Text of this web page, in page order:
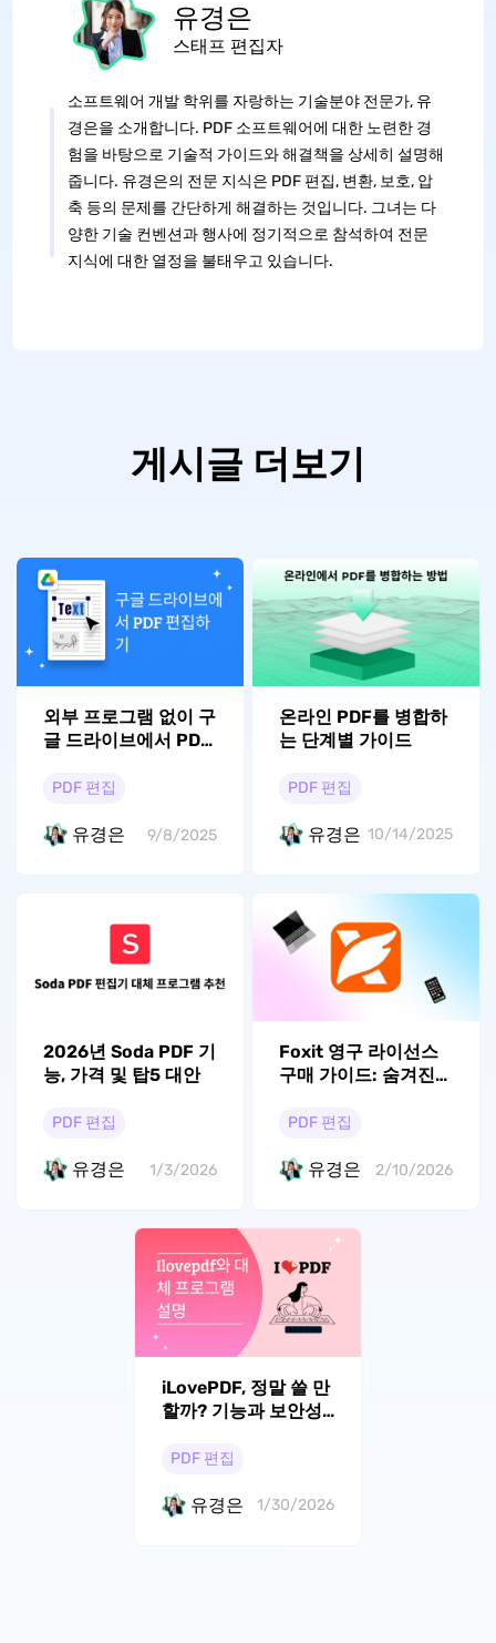
유경은
스태프 편집자
소프트웨어 개발 학위를 자랑하는 기술분야 전문가, 유
경은을 소개합니다. PDF 소프트웨어에 대한 노련한 경
험을 바탕으로 기술적 가이드와 해결책을 상세히 설명해
줍니다. 유경은의 전문 지식은 PDF 편집, 변환, 보호, 압
축 등의 문제를 간단하게 해결하는 것입니다. 그녀는 다
양한 기술 컨벤션과 행사에 정기적으로 참석하여 전문
지식에 대한 열정을 불태우고 있습니다.
게시글 더보기
외부 프로그램 없이 구
글 드라이브에서 PDF
PDF 편집
유경은 9/8/2025
온라인 PDF를 병합하
는 단계별 가이드
PDF 편집
유경은 10/14/2025
2026년 Soda PDF 기
능, 가격 및 탑5 대안
PDF 편집
유경은 1/3/2026
Foxit 영구 라이선스
구매 가이드: 숨겨진
리
PDF 편집
유경은 2/10/2026
iLovePDF, 정말 쓸 만
할까? 기능과 보안성
PDF 편집
유경은 1/30/2026